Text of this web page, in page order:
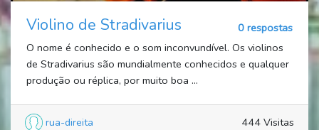
Violino de Stradivarius
0 respostas
O nome é conhecido e o som inconvundível. Os violinos
de Stradivarius são mundialmente conhecidos e qualquer
produção ou réplica, por muito boa ...
rua-direita 444 Visitas